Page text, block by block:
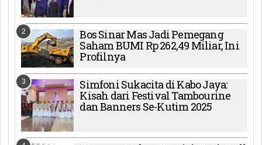
2 Bos Sinar Mas Jadi Pemegang
Saham BUMI Rp 262,49 Miliar, Ini
Profilnya
3 Simfoni Sukacita di Kabo Jaya:
Kisah dari Festival Tambourine
dan Banners Se-Kutim 2025